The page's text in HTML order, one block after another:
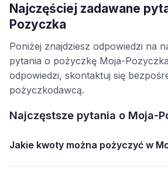
Najczęściej zadawane
Pozyczka
Poniżej znajdziesz odpowiedzi na
pytania o pożyczkę Moja-
odpowiedzi, skontaktuj się
pożyczkodawcą.
Najczęstsze pytania o Moja-
Jakie kwoty można pożyczyć w